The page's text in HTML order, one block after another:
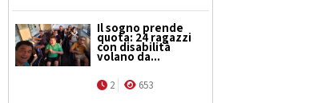
Il sogno prende
quota: 24 ragazzi
con disabilità
volano da...
2 653